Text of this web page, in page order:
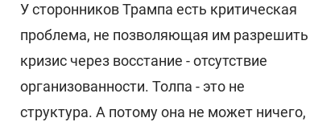
У сторонников Трампа есть критическая
проблема, не позволяющая им разрешить
кризис через восстание - отсутствие
организованности. Толпа - это не
структура. А потому она не может ничего,